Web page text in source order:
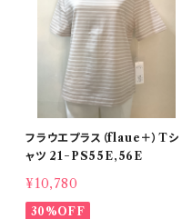
フラウエプラス（flaue＋）Tシ
ャツ 21−PS55E,56E
¥10,780
30%OFF